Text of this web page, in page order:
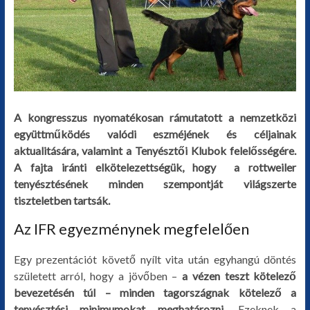
A kongresszus nyomatékosan rámutatott a nemzetközi
együttműködés valódi eszméjének és céljainak
aktualitására, valamint a Tenyésztői Klubok felelősségére.
A fajta iránti elkötelezettségük, hogy a rottweiler
tenyésztésének minden szempontját világszerte
tiszteletben tartsák.
Az IFR egyezménynek megfelelően
Egy prezentációt követő nyílt vita után egyhangú döntés
született arról, hogy a jövőben –a vézen teszt kötelező
bevezetésén túl – minden tagországnak kötelező a